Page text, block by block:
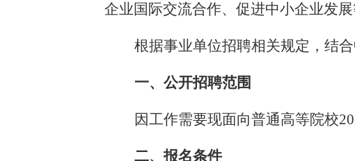
企业国际交流合作、促进中小企业发展
根据事业单位招聘相关规定，结
一、公开招聘范围
因工作需要现面向普通高等院校
二、报名条件